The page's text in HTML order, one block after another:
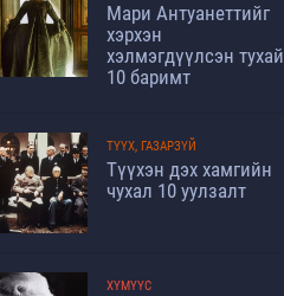
Мари Антуанеттийг
хэрхэн
хэлмэгдүүлсэн тухай
10 баримт
ТҮҮХ, ГАЗАРЗҮЙ
Түүхэн дэх хамгийн
чухал 10 уулзалт
ХҮМҮҮС